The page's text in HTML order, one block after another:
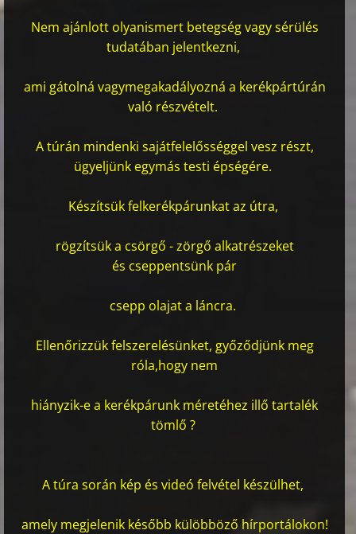
Nem ajánlott olyanismert betegség vagy sérülés
tudatában jelentkezni,
ami gátolná vagymegakadályozná a kerékpártúrán
való részvételt.
A túrán mindenki sajátfelelősséggel vesz részt,
ügyeljünk egymás testi épségére.
Készítsük felkerékpárunkat az útra,
rögzítsük a csörgő - zörgő alkatrészeket
és cseppentsünk pár
csepp olajat a láncra.
Ellenőrizzük felszerelésünket, győződjünk meg
róla,hogy nem
hiányzik-e a kerékpárunk méretéhez illő tartalék
tömlő ?
A túra során kép és videó felvétel készülhet,
amely megjelenik később külöbböző hírportálokon!